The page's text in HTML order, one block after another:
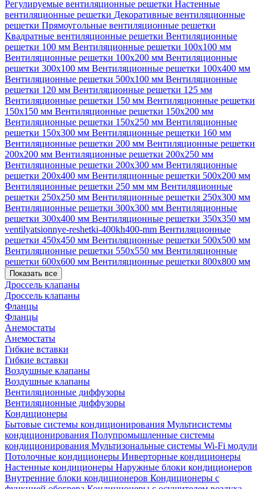
Регулируемые вентиляционные решетки Настенные
вентиляционные решетки Декоративные вентиляционные
решетки Прямоугольные вентиляционные решетки
Квадратные вентиляционные решетки Вентиляционные
решетки 100 мм Вентиляционные решетки 100х100 мм
Вентиляционные решетки 100х200 мм Вентиляционные
решетки 300х100 мм Вентиляционные решетки 100х400 мм
Вентиляционные решетки 500х100 мм Вентиляционные
решетки 120 мм Вентиляционные решетки 125 мм
Вентиляционные решетки 150 мм Вентиляционные решетки
150х150 мм Вентиляционные решетки 150х200 мм
Вентиляционные решетки 150х250 мм Вентиляционные
решетки 150х300 мм Вентиляционные решетки 160 мм
Вентиляционные решетки 200 мм Вентиляционные решетки
200х200 мм Вентиляционные решетки 200х250 мм
Вентиляционные решетки 200х300 мм Вентиляционные
решетки 200х400 мм Вентиляционные решетки 500х200 мм
Вентиляционные решетки 250 мм мм Вентиляционные
решетки 250х250 мм Вентиляционные решетки 250х300 мм
Вентиляционные решетки 300х300 мм Вентиляционные
решетки 300х400 мм Вентиляционные решетки 350х350 мм
ventilyatsionnye-reshetki-400kh400-mm Вентиляционные
решетки 450х450 мм Вентиляционные решетки 500х500 мм
Вентиляционные решетки 550х550 мм Вентиляционные
решетки 600х600 мм Вентиляционные решетки 800х800 мм
Показать все
Дроссель клапаны
Дроссель клапаны
Фланцы
Фланцы
Анемостаты
Анемостаты
Гибкие вставки
Гибкие вставки
Воздушные клапаны
Воздушные клапаны
Вентиляционные диффузоры
Вентиляционные диффузоры
Кондиционеры
Бытовые системы кондиционирования Мультисистемы
кондиционирования Полупромышленные системы
кондиционирования Мультизональные системы Wi-Fi модули
Потолочные кондиционеры Инверторные кондиционеры
Настенные кондиционеры Наружные блоки кондиционеров
Внутренние блоки кондиционеров Кондиционеры с